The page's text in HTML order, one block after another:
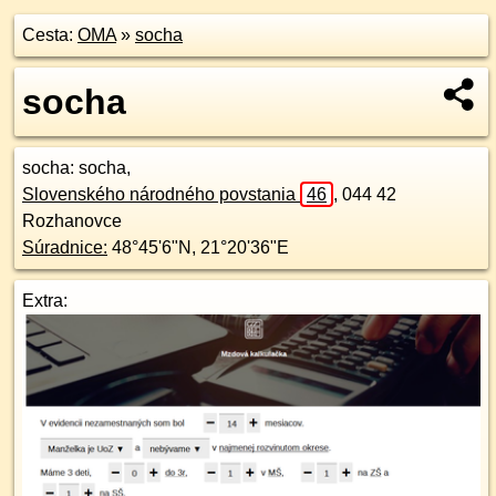
Cesta: OMA» socha
socha
socha: socha,
Slovenského národného povstania
46 , 044 42
Rozhanovce
Súradnice: 48°45'6"N , 21°20'36"E
Extra: